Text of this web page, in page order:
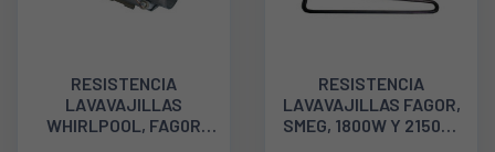
RESISTENCIA
LAVAVAJILLAS
WHIRLPOOL, FAG0R
RESISTENCIA
LAVAVAJILLAS FAGOR,
SMEG, 1800W Y 2150W,